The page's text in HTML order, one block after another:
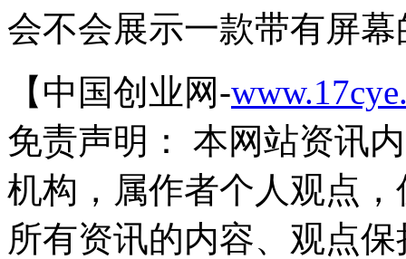
会不会展示一款带有屏幕
【中国创业网-
免责声明： 本网站资讯
机构，属作者个人观点
所有资讯的内容、观点